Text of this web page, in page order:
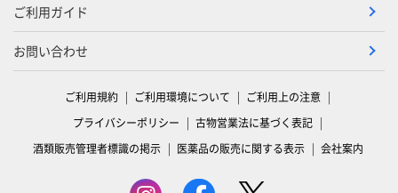
ご利用ガイド
お問い合わせ
ご利用規約 ご利用環境について
ご利用上の注意
プライバシーポリシー
古物営業法に基づく表記
酒類販売管理者標識の掲示
医薬品の販売に関する表示 会社案内